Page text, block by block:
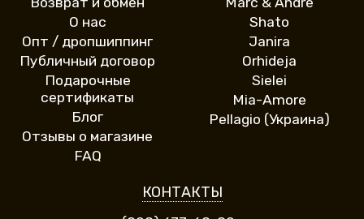
О нас
Опт / дропшиппинг
Публичный договор
Подарочные
сертификаты
Блог
Отзывы о магазине
FAQ
Shato
Janira
Orhideja
Sielei
Mia-Amore
Pellagio (Украина)
КОНТАКТЫ